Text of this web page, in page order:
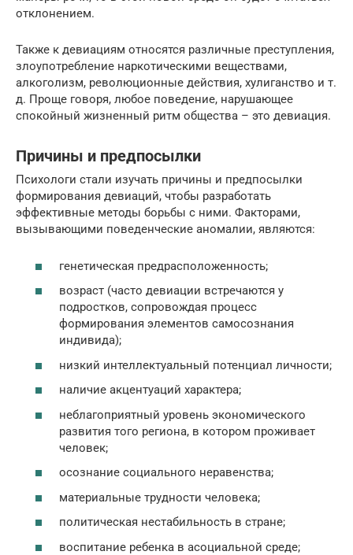
отклонением.
Также к девиациям относятся различные преступления,
злоупотребление наркотическими веществами,
алкоголизм, революционные действия, хулиганство и т.
д. Проще говоря, любое поведение, нарушающее
спокойный жизненный ритм общества – это девиация.
Причины и предпосылки
Психологи стали изучать причины и предпосылки
формирования девиаций, чтобы разработать
эффективные методы борьбы с ними. Факторами,
вызывающими поведенческие аномалии, являются:
генетическая предрасположенность;
возраст (часто девиации встречаются у
подростков, сопровождая процесс
формирования элементов самосознания
индивида);
низкий интеллектуальный потенциал личности;
наличие акцентуаций характера;
неблагоприятный уровень экономического
развития того региона, в котором проживает
человек;
осознание социального неравенства;
материальные трудности человека;
политическая нестабильность в стране;
воспитание ребенка в асоциальной среде;